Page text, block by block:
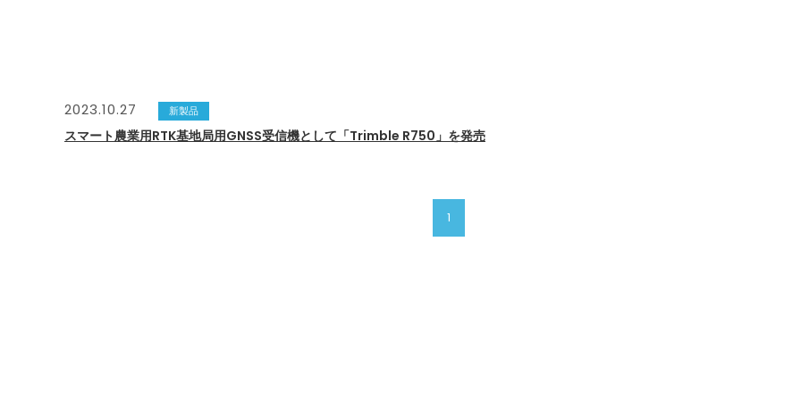
2023.10.27 新製品
スマート農業用RTK基地局用GNSS受信機として「Trimble R750」を発売
1